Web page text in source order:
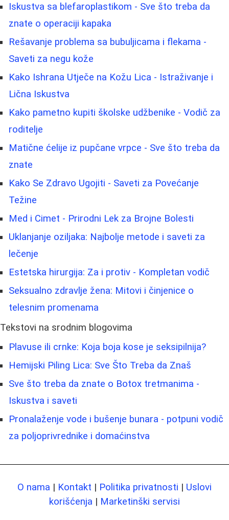
Iskustva sa blefaroplastikom - Sve što treba da
znate o operaciji kapaka
Rešavanje problema sa bubuljicama i flekama -
Saveti za negu kože
Kako Ishrana Utječe na Kožu Lica - Istraživanje i
Lična Iskustva
Kako pametno kupiti školske udžbenike - Vodič za
roditelje
Matične ćelije iz pupčane vrpce - Sve što treba da
znate
Kako Se Zdravo Ugojiti - Saveti za Povećanje
Težine
Med i Cimet - Prirodni Lek za Brojne Bolesti
Uklanjanje oziljaka: Najbolje metode i saveti za
lečenje
Estetska hirurgija: Za i protiv - Kompletan vodič
Seksualno zdravlje žena: Mitovi i činjenice o
telesnim promenama
Tekstovi na srodnim blogovima
Plavuse ili crnke: Koja boja kose je seksipilnija?
Hemijski Piling Lica: Sve Što Treba da Znaš
Sve što treba da znate o Botox tretmanima -
Iskustva i saveti
Pronalaženje vode i bušenje bunara - potpuni vodič
za poljoprivrednike i domaćinstva
O nama | Kontakt | Politika privatnosti | Uslovi
korišćenja | Marketinški servisi